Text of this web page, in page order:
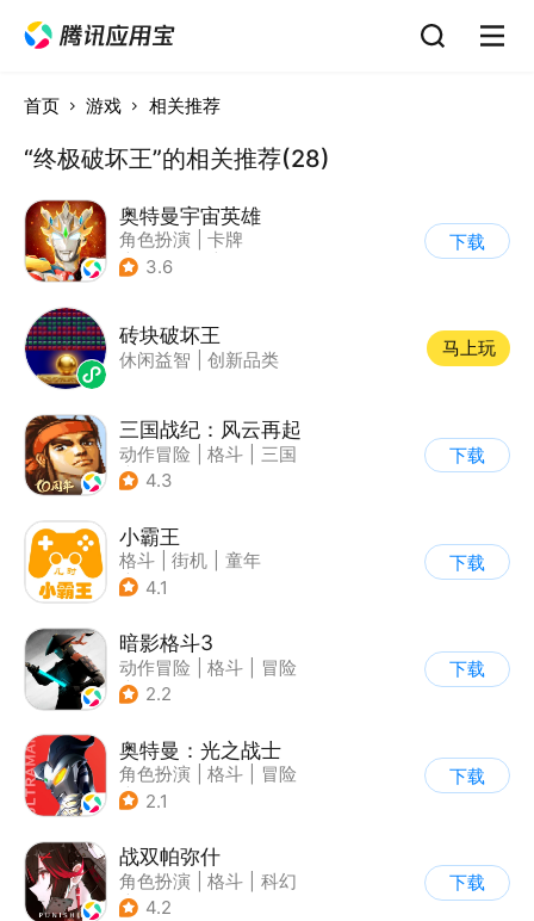
首页 游戏 相关推荐
“终极破坏王”的相关推荐(28)
奥特曼宇宙英雄
角色扮演
卡牌
| 影视改编
3.6
下载
砖块破坏王
休闲益智 创新品类
马上玩
三国战纪：风云再起
动作冒险 格斗
三国
| 横版过关
4.3
下载
小霸王
格斗 街机
童年
| 怀旧
4.1
下载
暗影格斗3
动作冒险 格斗
冒险
| 暗夜格斗
2.2
下载
奥特曼：光之战士
角色扮演 格斗
冒险
| 童年
2.1
下载
战双帕弥什
角色扮演 格斗
科幻
| 美少女
4.2
下载